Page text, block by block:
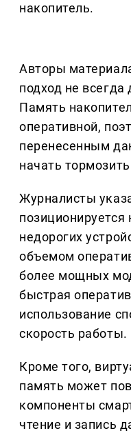
накопитель.
Авторы
подход не
Память
оперативной,
перенесенным
начать
Журналисты
позиционируется
недорогих
объемом
более мощных
быстрая
использование
скорость работы.
Кроме того,
память может
компоненты
чтение и запись